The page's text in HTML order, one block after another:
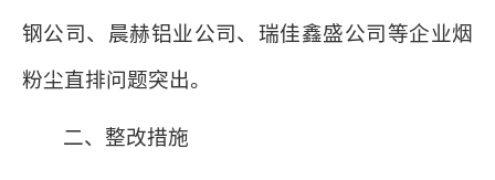
钢公司、晨赫铝业公司、瑞佳鑫盛公司等企业烟
粉尘直排问题突出。
二、整改措施